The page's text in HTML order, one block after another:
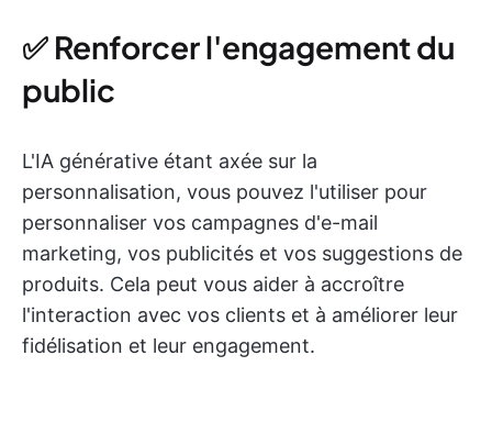
✅ Renforcer l'engagement du
public
L'IA générative étant axée sur la
personnalisation, vous pouvez l'utiliser pour
personnaliser vos campagnes d'e-mail
marketing, vos publicités et vos suggestions de
produits. Cela peut vous aider à accroître
l'interaction avec vos clients et à améliorer leur
fidélisation et leur engagement.